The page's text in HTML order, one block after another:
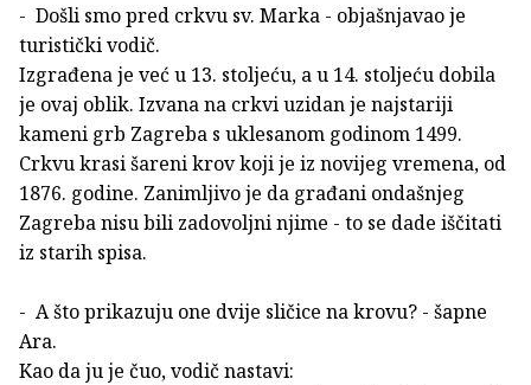
- Došli smo pred crkvu sv. Marka - objašnjavao je
turistički vodič.
Izgrađena je već u 13. stoljeću, a u 14. stoljeću dobila
je ovaj oblik. Izvana na crkvi uzidan je najstariji
kameni grb Zagreba s uklesanom godinom 1499.
Crkvu krasi šareni krov koji je iz novijeg vremena, od
1876. godine. Zanimljivo je da građani ondašnjeg
Zagreba nisu bili zadovoljni njime - to se dade iščitati
iz starih spisa.
- A što prikazuju one dvije sličice na krovu? - šapne
Ara.
Kao da ju je čuo, vodič nastavi: